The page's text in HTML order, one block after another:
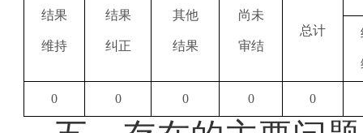
结果
维持
结果
纠正
其他
结果
尚未
审结
总计
0 0 0 0 0